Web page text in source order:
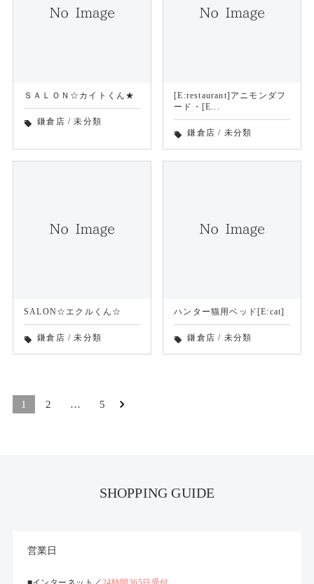
ＳＡＬＯＮ☆カイトくん★
local_offer 鎌倉店 /未分類
[E:restaurant]アニモンダフ
ード・[E...
local_offer 鎌倉店 / 未分類
SALON☆エクルくん☆
local_offer 鎌倉店 /未分類
ハンター猫用ベッド[E:cat]
local_offer 鎌倉店 / 未分類
1 2 … 5
SHOPPING GUIDE
営業日